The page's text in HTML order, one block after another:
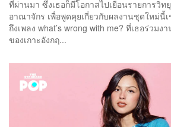
ที่ผ่านมา ซึ่งเธอก็มีโอกาสไปเยือนรายการวิท
อาณาจักร เพื่อพูดคุยเกี่ยวกับผลงานชุดใหม่
ถึงเพลง what’s wrong with me? ที่เธอร่วม
ของเกาะอังกฤ...